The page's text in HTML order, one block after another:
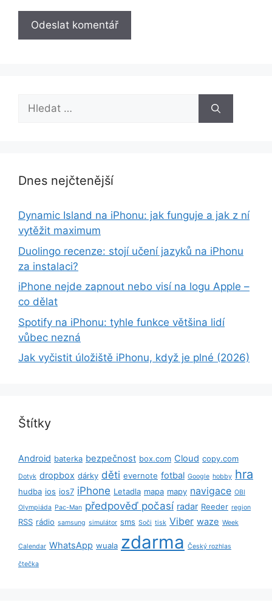
Hledat:
Dnes nejčtenější
Dynamic Island na iPhonu: jak funguje a jak z ní
vytěžit maximum
Duolingo recenze: stojí učení jazyků na iPhonu
za instalaci?
iPhone nejde zapnout nebo visí na logu Apple –
co dělat
Spotify na iPhonu: tyhle funkce většina lidí
vůbec nezná
Jak vyčistit úložiště iPhonu, když je plné (2026)
Štítky
Android baterka bezpečnost box.com Cloud copy.com
Dotyk dropbox dárky děti evernote fotbal Google hobby hra
hudba ios ios7 iPhone Letadla mapa mapy navigace OBI
Olympiáda Pac-Man předpověď počasí radar Reeder region
RSS rádio samsung simulátor sms Soči tisk Viber waze Week
Calendar WhatsApp wuala zdarma Český rozhlas
čtečka